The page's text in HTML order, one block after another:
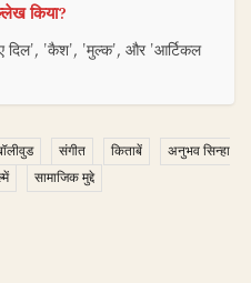
किया?
दिल', 'कैश', 'मुल्क', और 'आर्टिकल
संगीत किताबें
अनुभव सिन्हा
सामाजिक मुद्दे